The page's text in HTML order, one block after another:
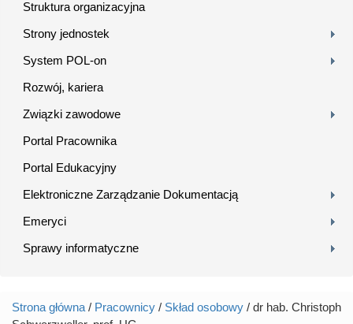
Struktura organizacyjna
Strony jednostek
System POL-on
Rozwój, kariera
Związki zawodowe
Portal Pracownika
Portal Edukacyjny
Elektroniczne Zarządzanie Dokumentacją
Emeryci
Sprawy informatyczne
Strona główna / Pracownicy / Skład osobowy / dr hab. Christoph